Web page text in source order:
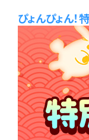
ぴょんぴょん！